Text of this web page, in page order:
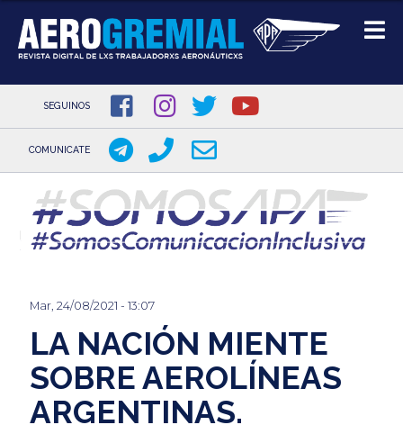
Pasar
contenido
principal
SEGUINOS
COMUNICATE
Mar, 24/08/2021 - 13:07
LA NACIÓN MIENTE
SOBRE AEROLÍNEAS
ARGENTINAS.